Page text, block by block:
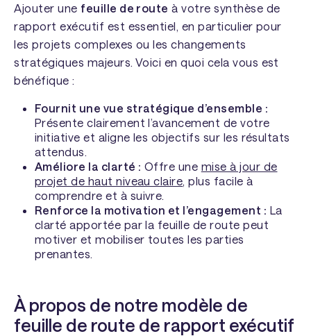
Ajouter une feuille de route à votre synthèse de
rapport exécutif est essentiel, en particulier pour
les projets complexes ou les changements
stratégiques majeurs. Voici en quoi cela vous est
bénéfique :
Fournit une vue stratégique d’ensemble :
Présente clairement l’avancement de votre
initiative et aligne les objectifs sur les résultats
attendus.
Améliore la clarté : Offre une mise à jour de
projet de haut niveau claire, plus facile à
comprendre et à suivre.
Renforce la motivation et l’engagement : La
clarté apportée par la feuille de route peut
motiver et mobiliser toutes les parties
prenantes.
À propos de notre modèle de
feuille de route de rapport exécutif